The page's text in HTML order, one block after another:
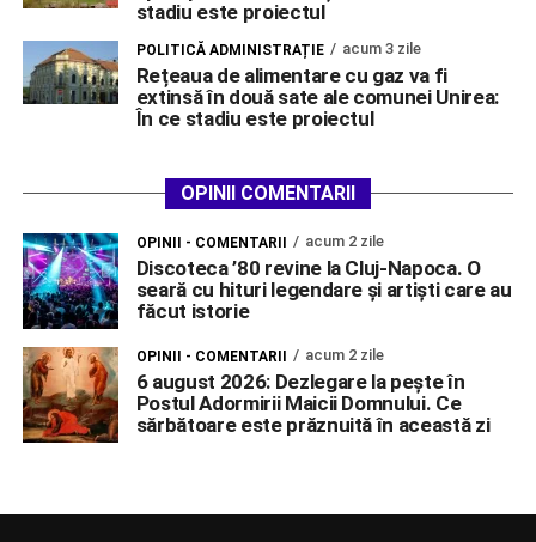
stadiu este proiectul
POLITICĂ ADMINISTRAȚIE acum 3 zile
Rețeaua de alimentare cu gaz va fi
extinsă în două sate ale comunei Unirea:
În ce stadiu este proiectul
OPINII COMENTARII
OPINII - COMENTARII acum 2 zile
Discoteca ’80 revine la Cluj-Napoca. O
seară cu hituri legendare și artiști care au
făcut istorie
OPINII - COMENTARII acum 2 zile
6 august 2026: Dezlegare la pește în
Postul Adormirii Maicii Domnului. Ce
sărbătoare este prăznuită în această zi